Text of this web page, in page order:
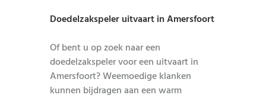
Doedelzakspeler uitvaart in Amersfoort
Of bent u op zoek naar een
doedelzakspeler voor een uitvaart in
Amersfoort? Weemoedige klanken
kunnen bijdragen aan een warm